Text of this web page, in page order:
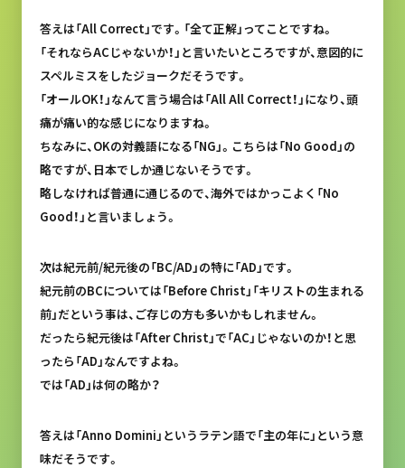
答えは「All Correct」です。「全て正解」ってことですね。
「それならACじゃないか！」と言いたいところですが、意図的に
スペルミスをしたジョークだそうです。
「オールOK！」なんて言う場合は「All All Correct！」になり、頭
痛が痛い的な感じになりますね。
ちなみに、OKの対義語になる「NG」。こちらは「No Good」の
略ですが、日本でしか通じないそうです。
略しなければ普通に通じるので、海外ではかっこよく「No
Good！」と言いましょう。
次は紀元前/紀元後の「BC/AD」の特に「AD」です。
紀元前のBCについては「Before Christ」「キリストの生まれる
前」だという事は、ご存じの方も多いかもしれません。
だったら紀元後は「After Christ」で「AC」じゃないのか！と思
ったら「AD」なんですよね。
では「AD」は何の略か？
答えは「Anno Domini」というラテン語で「主の年に」という意
味だそうです。